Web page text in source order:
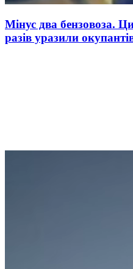
Мінус два бензовоза.
разів уразили